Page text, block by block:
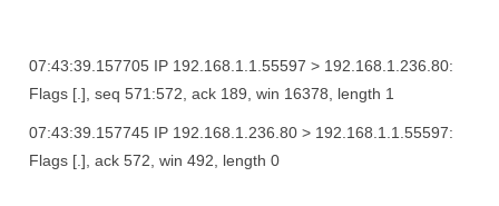
07:43:39.157705 IP 192.168.1.1.55597 > 192.168.1.236.80:
Flags [.], seq 571:572, ack 189, win 16378, length 1
07:43:39.157745 IP 192.168.1.236.80 > 192.168.1.1.55597:
Flags [.], ack 572, win 492, length 0